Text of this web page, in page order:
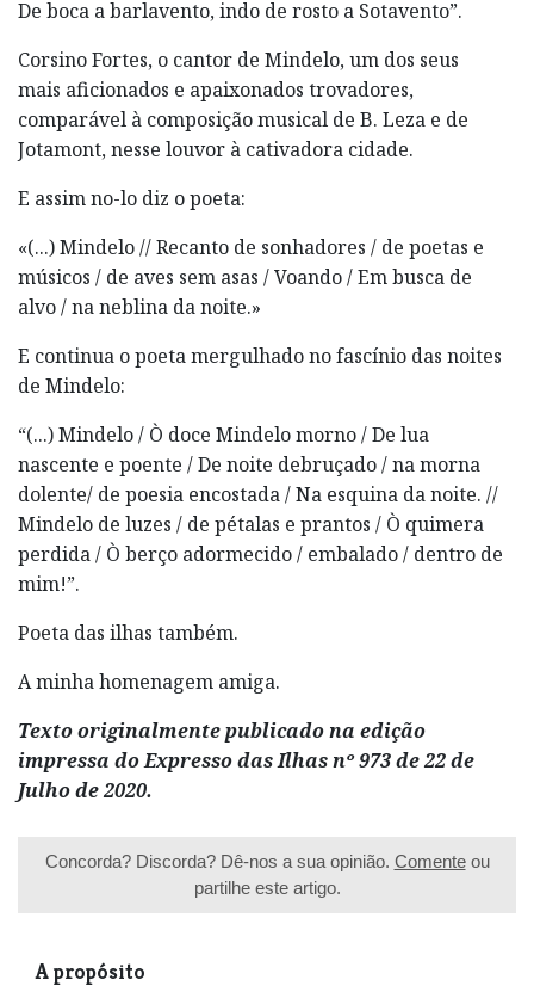
De boca a barlavento, indo de rosto a Sotavento”.
Corsino Fortes, o cantor de Mindelo, um dos seus
mais aficionados e apaixonados trovadores,
comparável à composição musical de B. Leza e de
Jotamont, nesse louvor à cativadora cidade.
E assim no-lo diz o poeta:
«(...) Mindelo // Recanto de sonhadores / de poetas e
músicos / de aves sem asas / Voando / Em busca de
alvo / na neblina da noite.»
E continua o poeta mergulhado no fascínio das noites
de Mindelo:
“(...) Mindelo / Ò doce Mindelo morno / De lua
nascente e poente / De noite debruçado / na morna
dolente/ de poesia encostada / Na esquina da noite. //
Mindelo de luzes / de pétalas e prantos / Ò quimera
perdida / Ò berço adormecido / embalado / dentro de
mim!”.
Poeta das ilhas também.
A minha homenagem amiga.
Texto originalmente publicado na edição
impressa do Expresso das Ilhas nº 973 de 22 de
Julho de 2020.
Concorda? Discorda? Dê-nos a sua opinião. Comenteou
partilhe este artigo.
A propósito